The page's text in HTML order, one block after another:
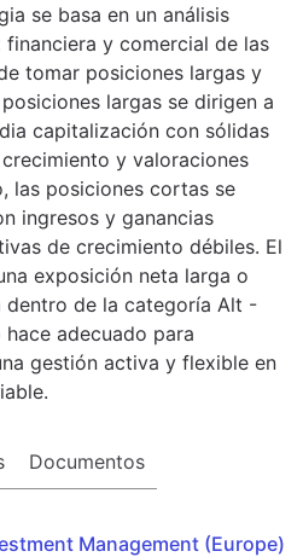
se basa en un análisis
y comercial de las
tomar posiciones largas y
largas se dirigen a
capitalización con sólidas
y valoraciones
las posiciones cortas se
ingresos y ganancias
de crecimiento débiles. El
exposición neta larga o
de la categoría Alt -
adecuado para
gestión activa y flexible en
Documentos
Management (Europe)